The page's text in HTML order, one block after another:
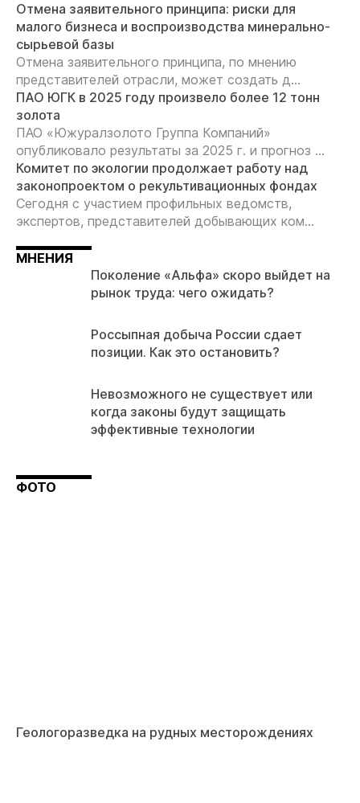
Отмена заявительного принципа: риски для
малого бизнеса и воспроизводства минерально-
сырьевой базы
Отмена заявительного принципа, по мнению
представителей отрасли, может создать д...
ПАО ЮГК в 2025 году произвело более 12 тонн
золота
ПАО «Южуралзолото Группа Компаний»
опубликовало результаты за 2025 г. и прогноз ...
Комитет по экологии продолжает работу над
законопроектом о рекультивационных фондах
Сегодня с участием профильных ведомств,
экспертов, представителей добывающих ком...
МНЕНИЯ
Поколение «Альфа» скоро выйдет на
рынок труда: чего ожидать?
Россыпная добыча России сдает
позиции. Как это остановить?
Невозможного не существует или
когда законы будут защищать
эффективные технологии
ФОТО
Геологоразведка на рудных месторождениях